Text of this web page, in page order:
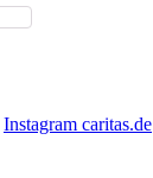
Instagram caritas.de